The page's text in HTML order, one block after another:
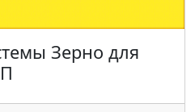
Зерно для